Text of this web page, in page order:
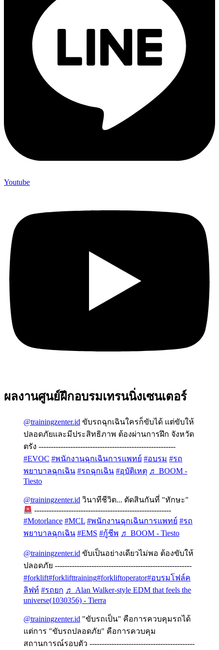
Youtube
ผลงานศูนย์ฝึกอบรมเทรนนิ่งเซนเตอร์
@trainingzenter.id ขับรถฉุกเฉินใครก็ขับได้ แต่ขับให้
ปลอดภัยและมีประสิทธิภาพ ต้องผ่านการฝึก จังหวัด
ตรัง --------------------------------------------------------
#EVOC #พนักงานฉุกเฉินการแพทย์ #อบรม #รถ
พยาบาลฉุกเฉิน #รถฉุกเฉิน #อุบัติเหตุ ♬ BOOM -
Tiesto
@trainingzenter.id วินาทีชีวิต... ตัดสินกันที่ "ทักษะ"
--------------------------------------------------------
#Motorlance #MCL #พนักงานฉุกเฉินการแพทย์ #รถ
พยาบาลฉุกเฉิน #EMS #กู้ชีพ ♬ BOOM - Tiesto
@trainingzenter.id ขับเป็นอย่างเดียวไม่พอ ต้องขับให้
ปลอดภัย --------------------------------------------------------
#forklift#forklifttraining#forkliftoperator#อบรมโฟล์ค
ลิฟท์ #รถยก ♬ Alan Walker-style EDM that feels the
universe(1030356) - Tierra
@trainingzenter.id "ขับรถเป็น" คือการควบคุมรถได้
แต่การ "ขับรถปลอดภัย" คือการควบคุม
สถานการณ์รอบตัว -------------------------------------------